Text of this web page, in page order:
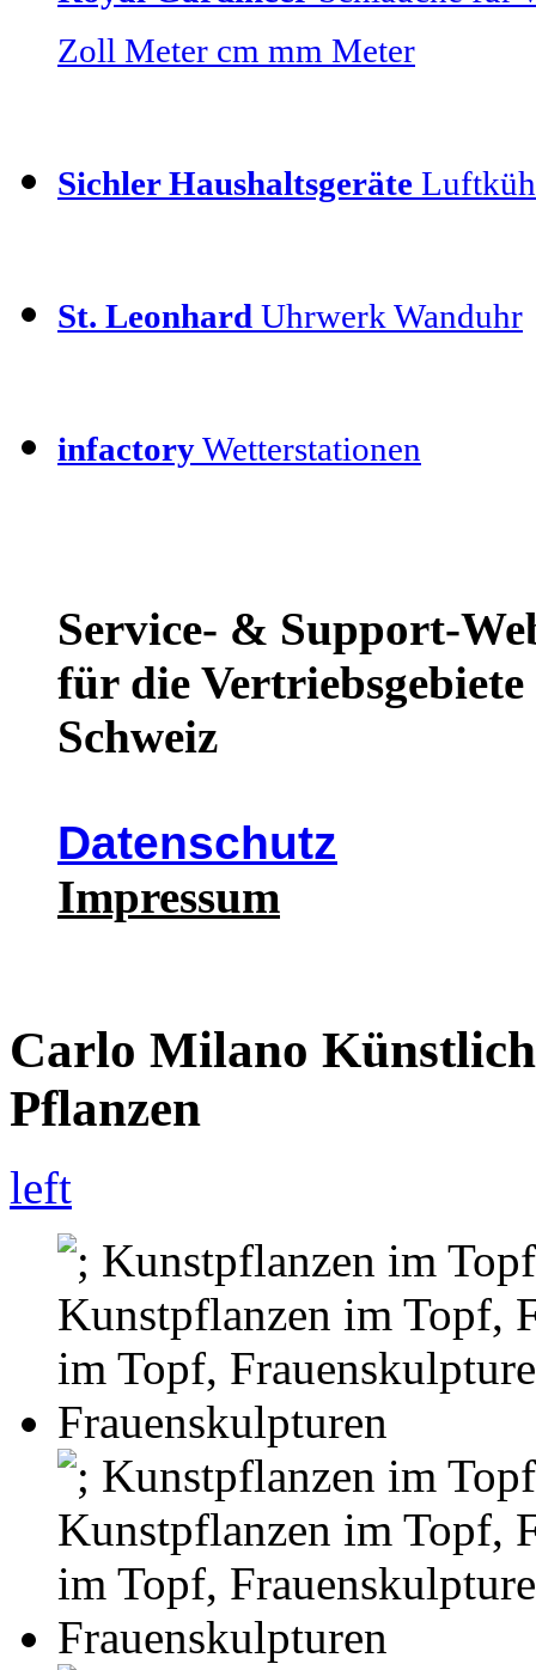
Zoll Meter cm mm Meter
Sichler Haushaltsgeräte
St. Leonhard Uhrwerk Wanduhr
infactoryWetterstationen
Service- & Support-
für die
Schweiz
Datenschutz
Impressum
Carlo Milano
Pflanzen
left